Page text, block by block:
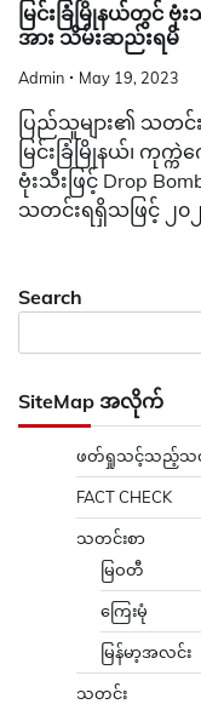
မြင်းခြံမြိုနယ်တွင်
အား သိမ်းဆည်းရမိ
Admin May 19, 2023
ပြည်သူများ၏ သတင်
မြင်းခြံမြိုနယ်၊ ကုက္
ဗုံးသီးဖြင့် Drop
သတင်းရရှိသဖြင့် ၂၀
Search
SiteMap အလိုက်
ဖတ်ရှုသင့်သည့်သတင်
FACT CHECK
သတင်းစာ
မြဝတီ
ကြေးမုံ
မြန်မာ့အလင်း
သတင်း